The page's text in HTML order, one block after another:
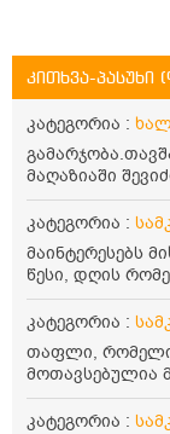
კითხვა-პასუხი
კატეგორია :
მაღაზიაში
დალევის წესი
წავიკითხე
კოვზი
გავაჩეროთ 10-
მიზანი:
თვისება.
და ბრონქულ
კატეგორია :
მაინტერესებს
წესი, დღის
არის
კატეგორია :
თაფლი,
მოთავსებულია
პლასტმასის
სასარგებლო
კატეგორია :